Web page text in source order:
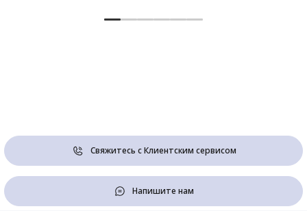
Свяжитесь с Клиентским сервисом
Напишите нам